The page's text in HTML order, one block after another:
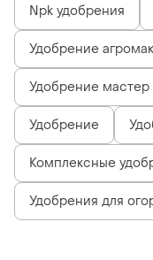
Npk удобрения
Удобрение
Удобрение мастер
Удобрение
Комплексные
Удобрения для